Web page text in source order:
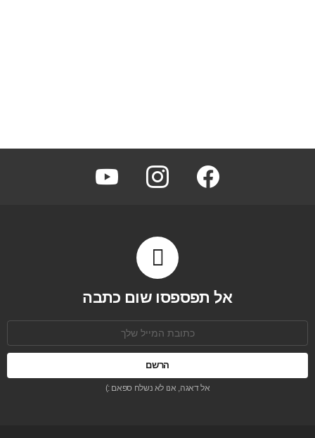
facebook
instagram
youtube
אל תפספסו שום כתבה
אל דאגה, אנו לא נשלח ספאם :)